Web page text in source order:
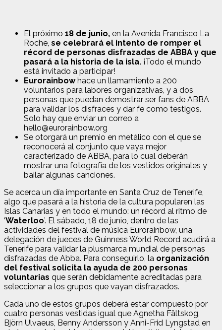
El próximo 18 de junio, en la Avenida Francisco La
Roche, se celebrará el intento de romper el
récord de personas disfrazadas de ABBA y que
pasará a la historia de la isla. ¡Todo el mundo
está invitado a participar!
Eurorainbowhace un llamamiento a 200
voluntarios para labores organizativas, y a dos
personas que puedan demostrar ser fans de ABBA
para validar los disfraces y dar fe como testigos.
Solo hay que enviar un correo a
hello@eurorainbow.org
Se otorgará un premio en metálico con el que se
reconocerá al conjunto que vaya mejor
caracterizado de ABBA, para lo cual deberán
mostrar una fotografía de los vestidos originales y
bailar algunas canciones.
Se acerca un día importante en Santa Cruz de Tenerife,
algo que pasará a la historia de la cultura popularen las
Islas Canarias y en todo el mundo: un récord al ritmo de
‘Waterloo’. El sábado, 18 de junio, dentro de las
actividades del festival de música Eurorainbow, una
delegación de jueces de Guinness World Record acudirá a
Tenerife para validar la plusmarca mundial de personas
disfrazadas de Abba. Para conseguirlo, la organización
del festival solicita la ayuda de 200 personas
voluntarias que serán debidamente acreditadas para
seleccionar a los grupos que vayan disfrazados.
Cada uno de estos grupos deberá estar compuesto por
cuatro personas vestidas igual que Agnetha Fältskog,
Björn Ulvaeus, Benny Andersson y Anni-Frid Lyngstad en